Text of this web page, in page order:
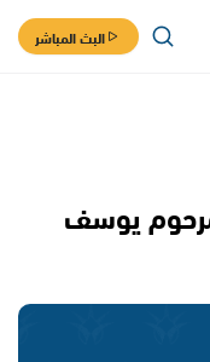
البث المباشر
يوسف